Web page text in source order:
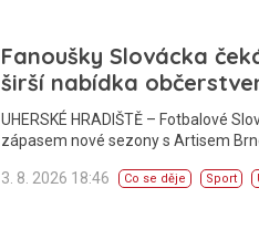
Fanoušky Slovácka
širší nabídka
UHERSKÉ HRADIŠTĚ – Fotbalové
zápasem nové sezony s Artisem
3. 8. 2026 18:46 Co se děje Sport